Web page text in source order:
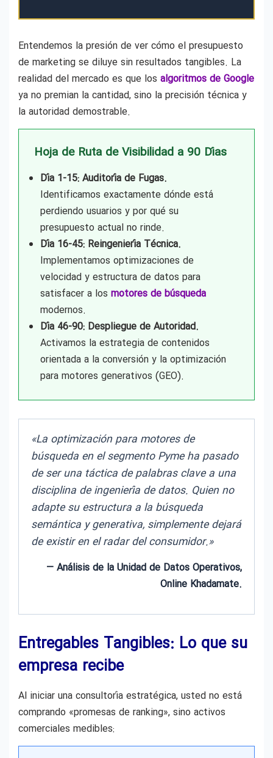
Entendemos la presión de ver cómo el presupuesto
de marketing se diluye sin resultados tangibles. La
realidad del mercado es que los algoritmos de Google
ya no premian la cantidad, sino la precisión técnica y
la autoridad demostrable.
Hoja de Ruta de Visibilidad a 90 Días
Día 1-15: Auditoría de Fugas.
Identificamos exactamente dónde está
perdiendo usuarios y por qué su
presupuesto actual no rinde.
Día 16-45: Reingeniería Técnica.
Implementamos optimizaciones de
velocidad y estructura de datos para
satisfacer a los motores de búsqueda
modernos.
Día 46-90: Despliegue de Autoridad.
Activamos la estrategia de contenidos
orientada a la conversión y la optimización
para motores generativos (GEO).
«La optimización para motores de
búsqueda en el segmento Pyme ha pasado
de ser una táctica de palabras clave a una
disciplina de ingeniería de datos. Quien no
adapte su estructura a la búsqueda
semántica y generativa, simplemente dejará
de existir en el radar del consumidor.»
— Análisis de la Unidad de Datos Operativos,
Online Khadamate.
Entregables Tangibles: Lo que su
empresa recibe
Al iniciar una consultoría estratégica, usted no está
comprando «promesas de ranking», sino activos
comerciales medibles: